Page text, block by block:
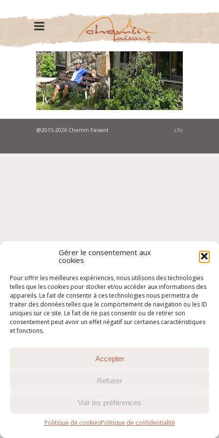
Gérer le consentement aux
cookies
Pour offrir les meilleures expériences, nous utilisons des technologies
telles que les cookies pour stocker et/ou accéder aux informations des
appareils. Le fait de consentir à ces technologies nous permettra de
traiter des données telles que le comportement de navigation ou les ID
uniques sur ce site. Le fait de ne pas consentir ou de retirer son
consentement peut avoir un effet négatif sur certaines caractéristiques
et fonctions.
Accepter
Refuser
Voir les préférences
Politique de cookiesPolitique de confidentialité
@2015-2026 Chemin Faisant c3c